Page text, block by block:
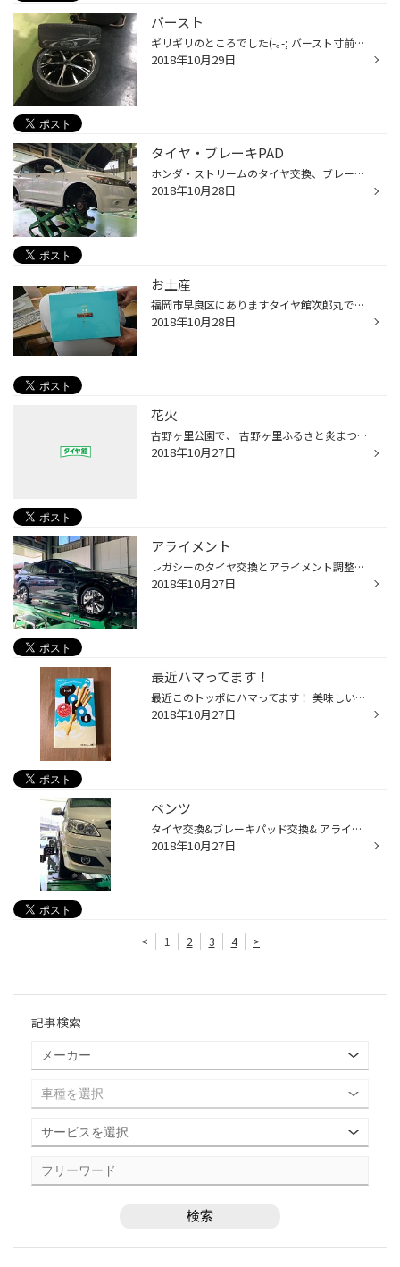
バースト
ギリギリのところでした(-｡-; バースト寸前です！ 空気を抜くまでドキドキでしたε-(´∀｀; ) 新しいタイヤで安心ですね⤴︎ ありがとうございました(^-^)
2018年10月29日
タイヤ・ブレーキPAD
ホンダ・ストリームのタイヤ交換、ブレーキPAD交換です。 タイヤは、ひび割れがかなりひどく厳しい状態！ 溝もなく、今日みたいな雨の日はすべいやすいですね|дﾟ) もちろん、タイヤはレグノで交換いただきました。 ブレーキPADは当店に主要サイズは在庫していりますので、 急な、PAD交換も対応でき...
2018年10月28日
お土産
福岡市早良区にありますタイヤ館次郎丸です☆★☆ お土産をいただきました。 その名も『東京カンパネラ』です。 これ美味しいですよねー しゃれてて女子向けです。 でもうちの男子めっちゃ食べてます。 なんなら持って帰ろうとしてる者もいるので、 こそっと取り上げときました。 触り心地の良い西田ス...
2018年10月28日
花火
吉野ヶ里公園で、 吉野ヶ里ふるさと炎まつり がありました♪ フィナーレには打ち上げ花火が‼︎ 気温が低いと空気が澄んでて 花火がよりキレイに感じますね(^-^)
2018年10月27日
アライメント
レガシーのタイヤ交換とアライメント調整です。 交換前のタイヤはこんな感じ！ 若干ですが外側が減り気味・・・ タイヤ交換とアライメントでタイヤ長持ちしました。 アライメントのご用命は、早良区にあるタイヤ館次郎丸にお任せください。
2018年10月27日
最近ハマってます！
最近このトッポにハマってます！ 美味しいです！
2018年10月27日
ベンツ
タイヤ交換&ブレーキパッド交換& アライメント調整を行いました！！ タイヤ館ではタイヤ以外にも 沢山の商品を取り扱いしております。 ぜひ一度ご来店ください。
2018年10月27日
< 1 2 3 4 >
記事検索